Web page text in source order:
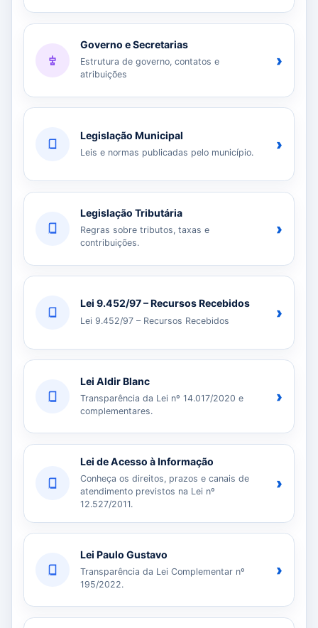
Governo e Secretarias
Estrutura de governo, contatos e
atribuições
›
Legislação Municipal
Leis e normas publicadas pelo município. ›
Legislação Tributária
Regras sobre tributos, taxas e
contribuições.
›
Lei 9.452/97 – Recursos Recebidos
Lei 9.452/97 – Recursos Recebidos ›
Lei Aldir Blanc
Transparência da Lei nº 14.017/2020 e
complementares.
›
Lei de Acesso à Informação
Conheça os direitos, prazos e canais de
atendimento previstos na Lei nº
12.527/2011.
›
Lei Paulo Gustavo
Transparência da Lei Complementar nº
195/2022.
›